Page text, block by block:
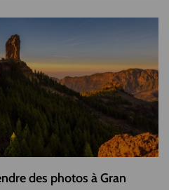
des photos à Gran